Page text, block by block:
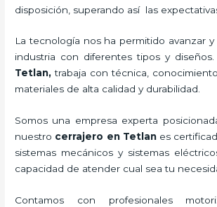
disposición, superando así las
La tecnología nos ha permitido avanzar
industria con diferentes tipos y diseños.
Tetlan,trabaja con técnica,
materiales de alta calidad y durabilidad.
Somos una empresa experta
nuestro cerrajero en Tetlanes
sistemas mecánicos y sistemas
capacidad de atender cual sea tu
Contamos con profesionales